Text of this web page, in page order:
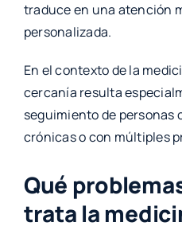
traduce en una atención
personalizada.
En el contexto de la
cercanía resulta
seguimiento de personas
crónicas o con múltiples
Qué
trata la